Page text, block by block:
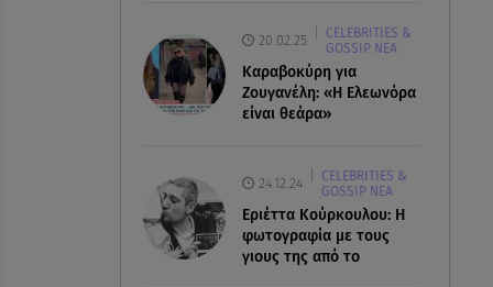
20.02.25
CELEBRITIES &
GOSSIP ΝΕΑ
Καραβοκύρη για
Ζουγανέλη: «Η Ελεωνόρα
είναι θεάρα»
24.12.24
CELEBRITIES &
GOSSIP ΝΕΑ
Εριέττα Κούρκουλου: Η
φωτογραφία με τους
γιους της από το